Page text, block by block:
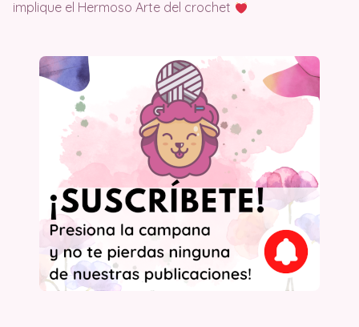
implique el Hermoso Arte del crochet